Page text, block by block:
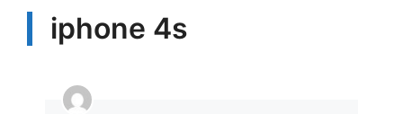
iphone 4s